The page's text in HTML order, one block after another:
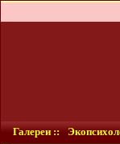
Галереи ::